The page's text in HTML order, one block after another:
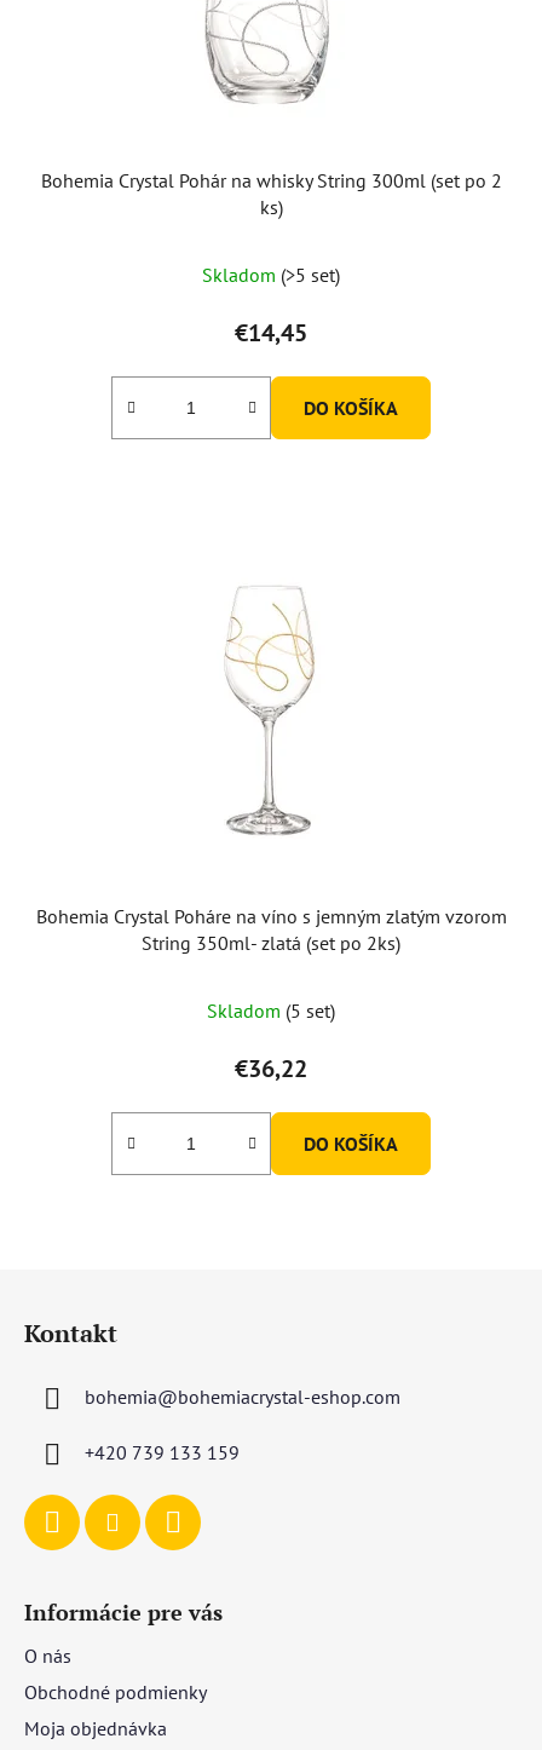
Bohemia Crystal Pohár na whisky String 300ml (set po 2
ks)
Skladom (>5 set)
€14,45
DO KOŠÍKA
Bohemia Crystal Poháre na víno s jemným zlatým vzorom
String 350ml- zlatá (set po 2ks)
Skladom (5 set)
€36,22
DO KOŠÍKA
Kontakt
bohemia@bohemiacrystal-eshop.com
+420 739 133 159
Informácie pre vás
O nás
Obchodné podmienky
Moja objednávka